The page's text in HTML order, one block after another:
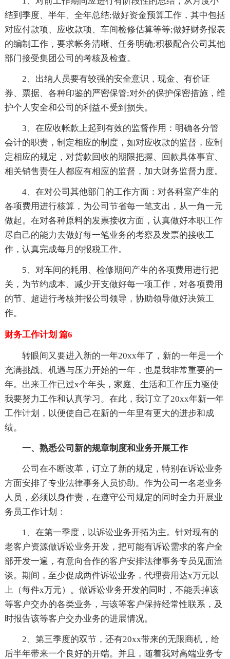
结到季度、半年、全年总结;做好资金预算工作，其中包括
对应付款项、应收款项、车间检修估算等等;做好财务报表
的编制工作，要求帐务清晰、任务明确;积极配合公司其他
部门接受集团公司的考核及检查。
2、出纳人员要有较强的安全意识，现金、有价证
券、票据、各种印鉴的严密保管;对外的保护保密措施，维
护个人安全和公司的利益不受到损失。
3、在应收帐款上起到有效的监督作用：明确各分管
会计的职责，制定相应的制度，如对应收款的监督，应制
定相应的规定，对货款回收的期限把握、回款具体事宜、
相关销售责任人都应有相应的监督，加大财务监督力度。
4、在对公司其他部门的工作方面：对各科室产生的
各项费用进行核算，为公司节省每一笔支出，从一角一元
做起。在对各种原料的发票接收方面，认真做好本职工作
尽自己的能力去做好每一笔业务的考察及发票的接收工
作，认真完成每月的报税工作。
5、对车间的耗用、检修期间产生的各项费用进行把
关，为节约成本、减少开支做好每一项工作，对各项费用
的节、超进行考核并报公司领导，协助领导做好决策工
作。
财务工作计划 篇6
转眼间又要进入新的一年20xx年了，新的一年是一个
充满挑战、机遇与压力开始的一年，也是我非常重要的一
年。出来工作已过x个年头，家庭、生活和工作压力驱使
我要努力工作和认真学习。在此，我订立了20xx年新一年
工作计划，以便使自己在新的一年里有更大的进步和成
绩。
一、熟悉公司新的规章制度和业务开展工作
公司在不断改革，订立了新的规定，特别在诉讼业务
方面安排了专业法律事务人员协助。作为公司一名老业务
人员，必须以身作责，在遵守公司规定的同时全力开展业
务员工作计划：
1、在第一季度，以诉讼业务开拓为主。针对现有的
老客户资源做诉讼业务开发，把可能有诉讼需求的客户全
部开发一遍，有意向合作的客户安排法律事务专员见面洽
谈。期间，至少促成两件诉讼业务，代理费用达x万元以
上（每件x万元）。做诉讼业务开发的同时，不能丢掉该
等客户交办的各类业务，与该等客户保持经常性联系，及
时报告该等客户交办业务的进展情况。
2、第三季度的双节，还有20xx带来的无限商机，给
后半年带来一个良好的开端。并且，随着我对高端业务专